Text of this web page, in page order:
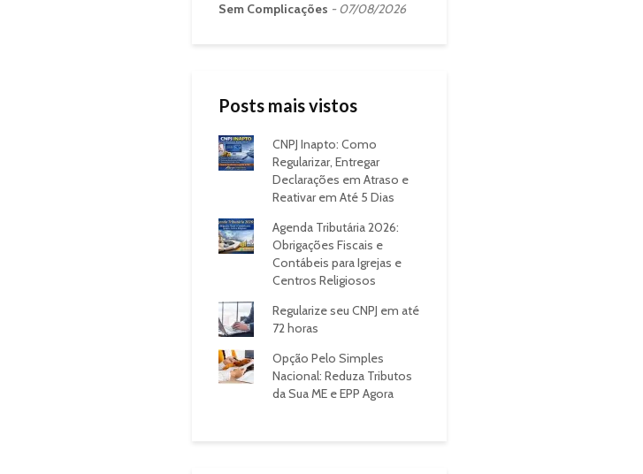
Sem Complicações
07/08/2026
Posts mais vistos
CNPJ Inapto: Como
Regularizar, Entregar
Declarações em Atraso e
Reativar em Até 5 Dias
Agenda Tributária 2026:
Obrigações Fiscais e
Contábeis para Igrejas e
Centros Religiosos
Regularize seu CNPJ em até
72 horas
Opção Pelo Simples
Nacional: Reduza Tributos
da Sua ME e EPP Agora